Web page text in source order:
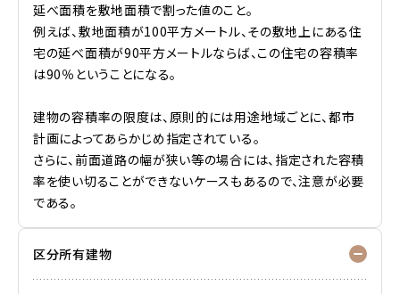
延べ面積を敷地面積で割った値のこと。
例えば、敷地面積が100平方メートル、その敷地上にある住
宅の延べ面積が90平方メートルならば、この住宅の容積率
は90％ということになる。
建物の容積率の限度は、原則的には用途地域ごとに、都市
計画によってあらかじめ指定されている。
さらに、前面道路の幅が狭い等の場合には、指定された容積
率を使い切ることができないケースもあるので、注意が必要
である。
区分所有建物